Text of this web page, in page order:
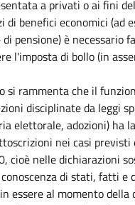
a privati o ai fini
di benefici economici (ad
di pensione) è necessario
l'imposta di bollo (in
si rammenta che il
disciplinate da leggi
elettorale, adozioni) ha
nei casi previsti
cioè nelle dichiarazioni
di stati, fatti e
essere al momento della